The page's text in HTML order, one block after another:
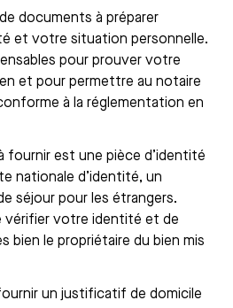
documents à préparer
et votre situation personnelle.
pour prouver votre
et pour permettre au notaire
à la réglementation en
fournir est une pièce d’identité
nationale d’identité, un
séjour pour les étrangers.
vérifier votre identité et de
bien le propriétaire du bien mis
un justificatif de domicile